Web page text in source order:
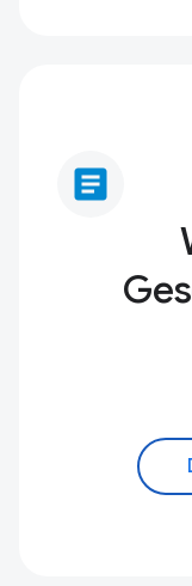
article